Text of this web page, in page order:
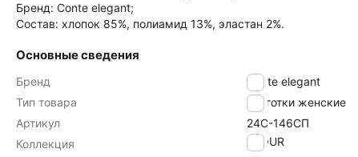
Бренд: Conte elegant;
Состав: хлопок 85%, полиамид 13%, эластан 2%.
Основные сведения
Бренд
Conte elegant
Тип товара
Колготки женские
Артикул
24С-146СП
Коллекция
AJOUR